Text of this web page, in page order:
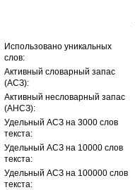
Использовано уникальных
слов:
Активный словарный запас
(АСЗ):
Активный несловарный запас
(АНСЗ):
Удельный АСЗ на 3000 слов
текста:
Удельный АСЗ на 10000 слов
текста:
Удельный АСЗ на 100000 слов
текста: